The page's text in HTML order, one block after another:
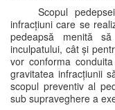
Scopul
infracțiuni care se
pedeapsă menită
inculpatului, cât și
vor conforma
gravitatea infracțiunii
scopul preventiv al
sub supraveghere a